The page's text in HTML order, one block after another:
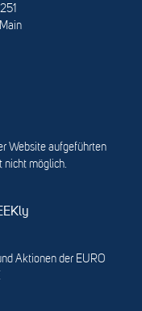
Website aufgeführten
nicht möglich.
Aktionen der EURO